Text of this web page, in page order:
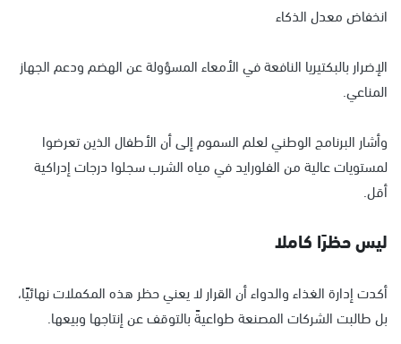
انخفاض معدل الذكاء
الإضرار بالبكتيريا النافعة في الأمعاء المسؤولة عن الهضم ودعم الجهاز
المناعي.
وأشار البرنامج الوطني لعلم السموم إلى أن الأطفال الذين تعرضوا
لمستويات عالية من الفلورايد في مياه الشرب سجلوا درجات إدراكية
أقل.
ليس حظرًا كاملا
أكدت إدارة الغذاء والدواء أن القرار لا يعني حظر هذه المكملات نهائيًا،
بل طالبت الشركات المصنعة طواعيةً بالتوقف عن إنتاجها وبيعها.